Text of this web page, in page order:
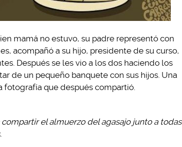
mamá no estuvo, su padre representó con
acompañó a su hijo, presidente de su curso,
Después se les vio a los dos haciendo los
de un pequeño banquete con sus hijos. Una
fotografía que después compartió.
el almuerzo del agasajo junto a todas